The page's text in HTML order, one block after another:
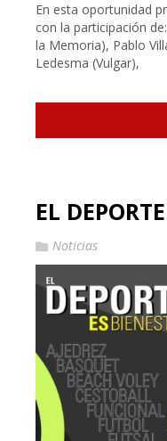
En esta oportunidad
con la participación
la Memoria), Pablo
Ledesma (Vulgar),
EL
Noticias